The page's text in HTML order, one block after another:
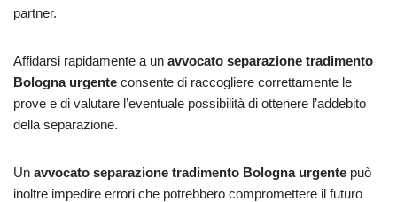
partner.
Affidarsi rapidamente a un avvocato separazione tradimento
Bologna urgente consente di raccogliere correttamente le
prove e di valutare l’eventuale possibilità di ottenere l’addebito
della separazione.
Un avvocato separazione tradimento Bologna urgente può
inoltre impedire errori che potrebbero compromettere il futuro